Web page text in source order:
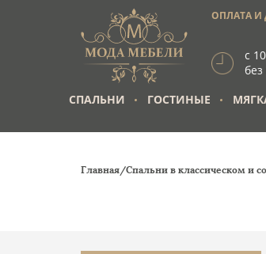
ОПЛАТА И
с
СПАЛЬНИ ГОСТИНЫЕ
Главная/Спальни в классическом и